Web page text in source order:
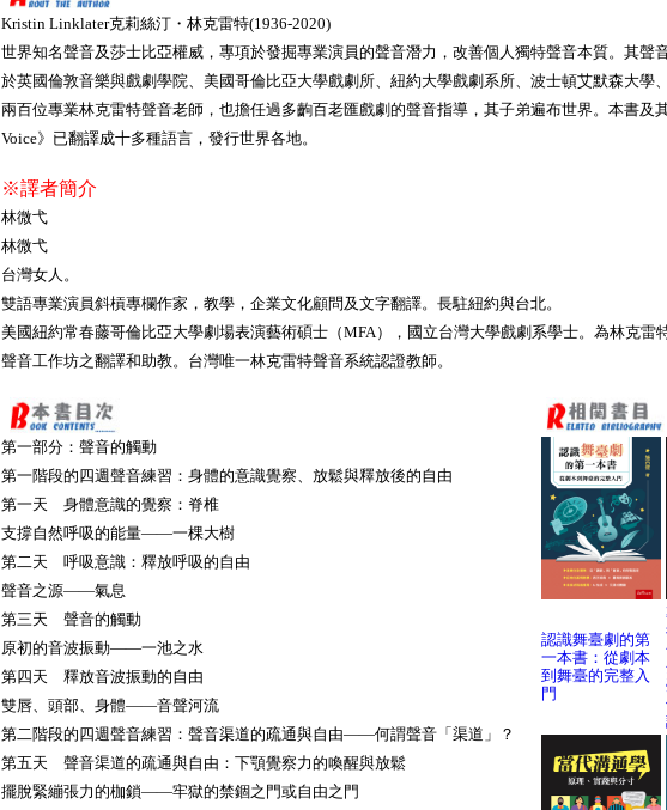
Kristin Linklater克莉絲汀・林克雷特(1936-2020)
世界知名聲音及莎士比亞權威，專項於發掘專業演員的聲音潛力，改善個人獨特聲音本質。其聲
於英國倫敦音樂與戲劇學院、美國哥倫比亞大學戲劇所、紐約大學戲劇系所、波士頓艾默森大學
兩百位專業林克雷特聲音老師，也擔任過多齣百老匯戲劇的聲音指導，其子弟遍布世界。本書及其
Voice》已翻譯成十多種語言，發行世界各地。
※譯者簡介
林微弋
林微弋
台灣女人。
雙語專業演員斜槓專欄作家，教學，企業文化顧問及文字翻譯。長駐紐約與台北。
美國紐約常春藤哥倫比亞大學劇場表演藝術碩士（MFA），國立台灣大學戲劇系學士。為林克雷
聲音工作坊之翻譯和助教。台灣唯一林克雷特聲音系統認證教師。
第一部分：聲音的觸動
第一階段的四週聲音練習：身體的意識覺察、放鬆與釋放後的自由
第一天 身體意識的覺察：脊椎
支撐自然呼吸的能量——一棵大樹
第二天 呼吸意識：釋放呼吸的自由
聲音之源——氣息
第三天 聲音的觸動
原初的音波振動——一池之水
第四天 釋放音波振動的自由
雙唇、頭部、身體——音聲河流
第二階段的四週聲音練習：聲音渠道的疏通與自由——何謂聲音「渠道」？
第五天 聲音渠道的疏通與自由：下顎覺察力的喚醒與放鬆
擺脫緊繃張力的枷鎖——牢獄的禁錮之門或自由之門
認識舞臺劇的第
一本書：從劇本
到舞臺的完整入
門